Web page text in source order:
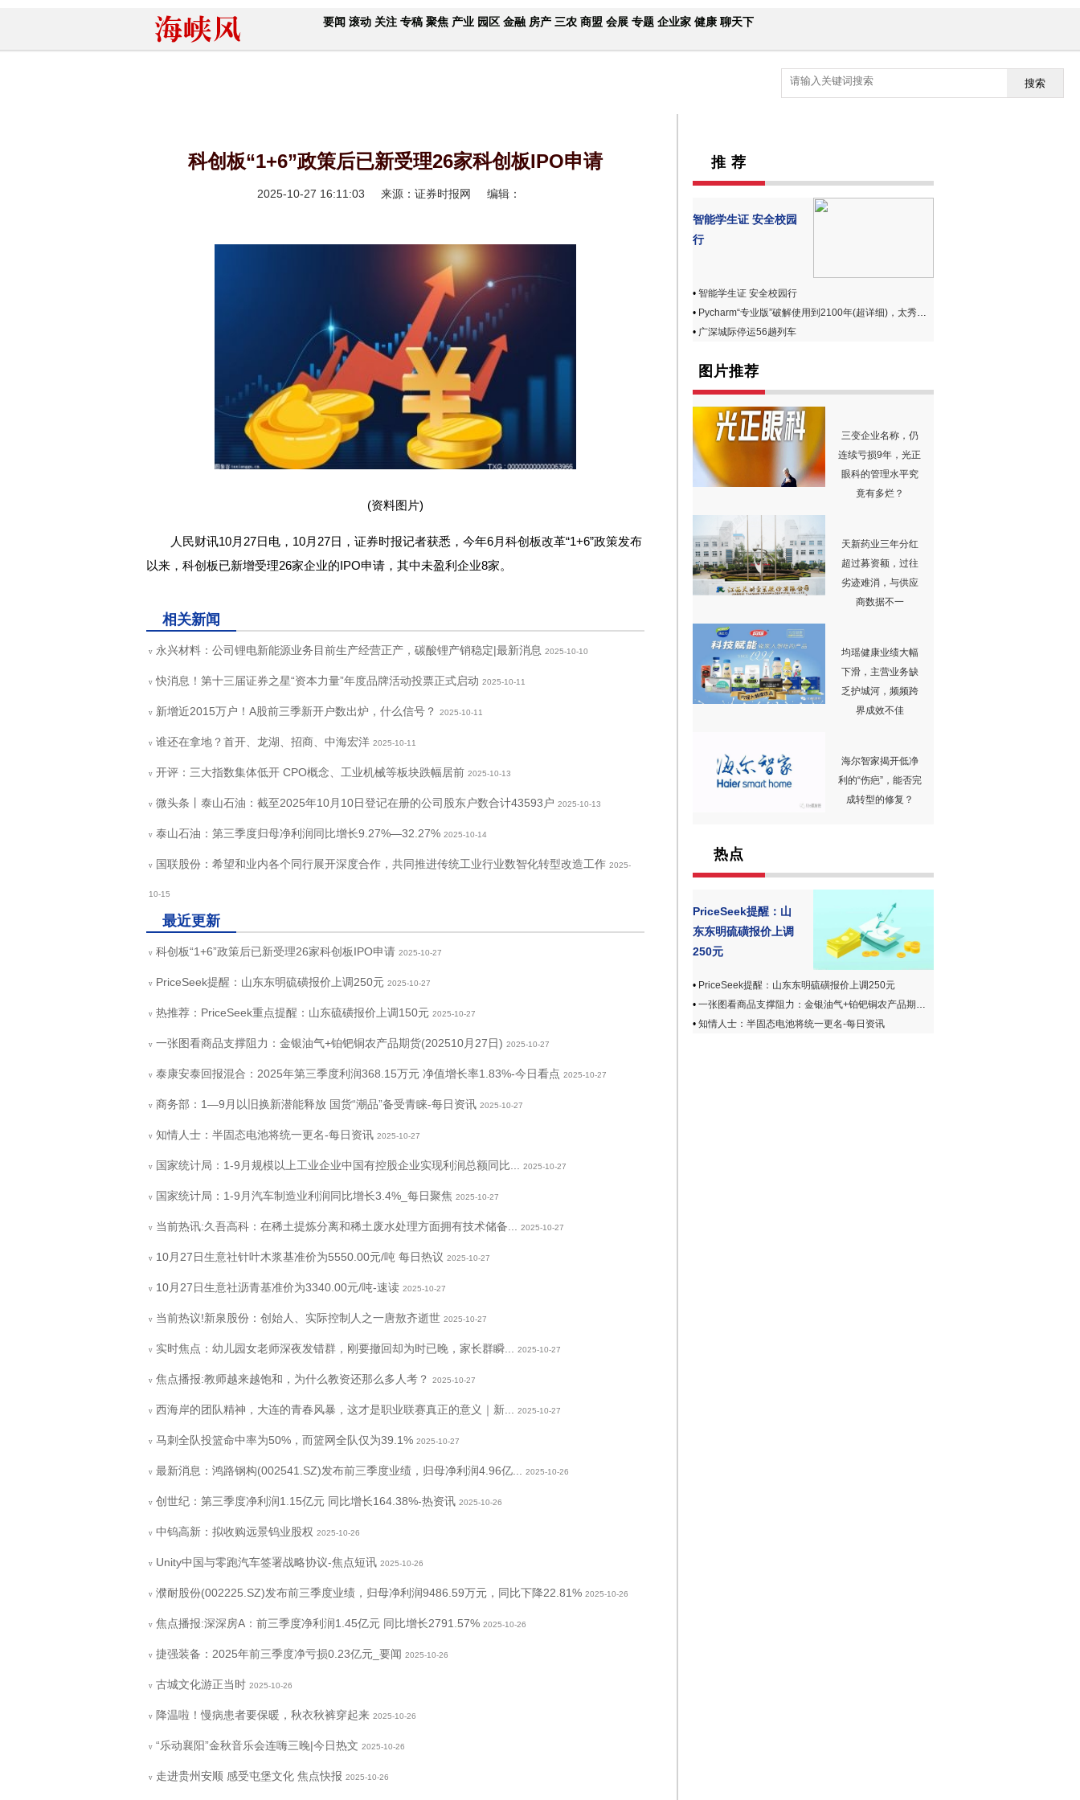
要闻 滚动 关注 专稿 聚焦 产业 园区 金融 房产 三农 商盟 会展 专题 企业家 健康 聊天下
搜索
科创板“1+6”政策后已新受理26家科创板IPO申请
2025-10-27 16:11:03 来源：证券时报网 编辑：
(资料图片)
人民财讯10月27日电，10月27日，证券时报记者获悉，今年6月科创板改革“1+6”政策发布
以来，科创板已新增受理26家企业的IPO申请，其中未盈利企业8家。
相关新闻
v 永兴材料：公司锂电新能源业务目前生产经营正产，碳酸锂产销稳定|最新消息 2025-10-10
v 快消息！第十三届证券之星“资本力量”年度品牌活动投票正式启动 2025-10-11
v 新增近2015万户！A股前三季新开户数出炉，什么信号？ 2025-10-11
v 谁还在拿地？首开、龙湖、招商、中海宏洋 2025-10-11
v 开评：三大指数集体低开 CPO概念、工业机械等板块跌幅居前 2025-10-13
v 微头条丨泰山石油：截至2025年10月10日登记在册的公司股东户数合计43593户 2025-10-13
v 泰山石油：第三季度归母净利润同比增长9.27%—32.27% 2025-10-14
v 国联股份：希望和业内各个同行展开深度合作，共同推进传统工业行业数智化转型改造工作 2025-
10-15
最近更新
v 科创板“1+6”政策后已新受理26家科创板IPO申请 2025-10-27
v PriceSeek提醒：山东东明硫磺报价上调250元 2025-10-27
v 热推荐：PriceSeek重点提醒：山东硫磺报价上调150元 2025-10-27
v 一张图看商品支撑阻力：金银油气+铂钯铜农产品期货(202510月27日) 2025-10-27
v 泰康安泰回报混合：2025年第三季度利润368.15万元 净值增长率1.83%-今日看点 2025-10-27
v 商务部：1—9月以旧换新潜能释放 国货“潮品”备受青睐-每日资讯 2025-10-27
v 知情人士：半固态电池将统一更名-每日资讯 2025-10-27
v 国家统计局：1-9月规模以上工业企业中国有控股企业实现利润总额同比... 2025-10-27
v 国家统计局：1-9月汽车制造业利润同比增长3.4%_每日聚焦 2025-10-27
v 当前热讯:久吾高科：在稀土提炼分离和稀土废水处理方面拥有技术储备... 2025-10-27
v 10月27日生意社针叶木浆基准价为5550.00元/吨 每日热议 2025-10-27
v 10月27日生意社沥青基准价为3340.00元/吨-速读 2025-10-27
v 当前热议!新泉股份：创始人、实际控制人之一唐敖齐逝世 2025-10-27
v 实时焦点：幼儿园女老师深夜发错群，刚要撤回却为时已晚，家长群瞬... 2025-10-27
v 焦点播报:教师越来越饱和，为什么教资还那么多人考？ 2025-10-27
v 西海岸的团队精神，大连的青春风暴，这才是职业联赛真正的意义｜新... 2025-10-27
v 马刺全队投篮命中率为50%，而篮网全队仅为39.1% 2025-10-27
v 最新消息：鸿路钢构(002541.SZ)发布前三季度业绩，归母净利润4.96亿... 2025-10-26
v 创世纪：第三季度净利润1.15亿元 同比增长164.38%-热资讯 2025-10-26
v 中钨高新：拟收购远景钨业股权 2025-10-26
v Unity中国与零跑汽车签署战略协议-焦点短讯 2025-10-26
v 濮耐股份(002225.SZ)发布前三季度业绩，归母净利润9486.59万元，同比下降22.81% 2025-10-26
v 焦点播报:深深房A：前三季度净利润1.45亿元 同比增长2791.57% 2025-10-26
v 捷强装备：2025年前三季度净亏损0.23亿元_要闻 2025-10-26
v 古城文化游正当时 2025-10-26
v 降温啦！慢病患者要保暖，秋衣秋裤穿起来 2025-10-26
v “乐动襄阳”金秋音乐会连嗨三晚|今日热文 2025-10-26
v 走进贵州安顺 感受屯堡文化 焦点快报 2025-10-26
推 荐
智能学生证 安全校园
行
• 智能学生证 安全校园行
• Pycharm“专业版”破解使用到2100年(超详细)，太秀、太赞、太好用！
• 广深城际停运56趟列车
图片推荐
三变企业名称，仍
连续亏损9年，光正
眼科的管理水平究
竟有多烂？
天新药业三年分红
超过募资额，过往
劣迹难消，与供应
商数据不一
均瑶健康业绩大幅
下滑，主营业务缺
乏护城河，频频跨
界成效不佳
海尔智家揭开低净
利的“伤疤”，能否完
成转型的修复？
热点
PriceSeek提醒：山
东东明硫磺报价上调
250元
• PriceSeek提醒：山东东明硫磺报价上调250元
• 一张图看商品支撑阻力：金银油气+铂钯铜农产品期货(202510月27日)
• 知情人士：半固态电池将统一更名-每日资讯